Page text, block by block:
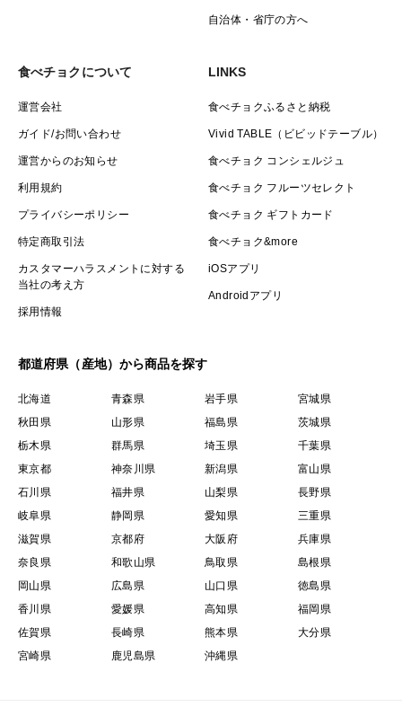
自治体・省庁の方へ
食べチョクについて
運営会社
ガイド/お問い合わせ
運営からのお知らせ
利用規約
プライバシーポリシー
特定商取引法
カスタマーハラスメントに対する
当社の考え方
採用情報
LINKS
食べチョクふるさと納税
Vivid TABLE（ビビッドテーブル）
食べチョク コンシェルジュ
食べチョク フルーツセレクト
食べチョク ギフトカード
食べチョク&more
iOSアプリ
Androidアプリ
都道府県（産地）から商品を探す
北海道 青森県 岩手県
宮城県
秋田県
山形県 福島県
茨城県
栃木県
群馬県 埼玉県
千葉県
東京都
神奈川県 新潟県
富山県
石川県
福井県 山梨県
長野県
岐阜県
静岡県 愛知県
三重県
滋賀県
京都府 大阪府
兵庫県
奈良県
和歌山県 鳥取県
島根県
岡山県
広島県 山口県
徳島県
香川県
愛媛県 高知県
福岡県
佐賀県
長崎県 熊本県
大分県
宮崎県
鹿児島県 沖縄県